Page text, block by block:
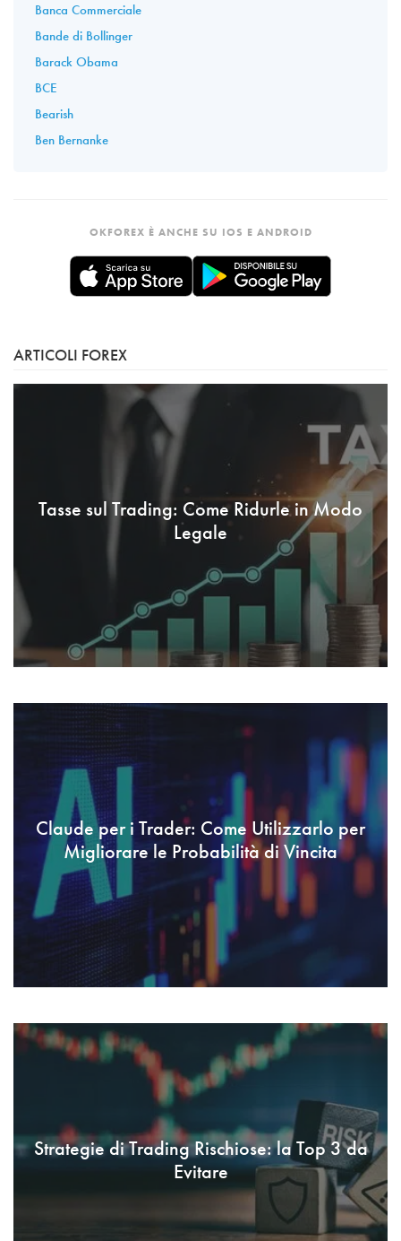
Banca Commerciale
Bande di Bollinger
Barack Obama
BCE
Bearish
Ben Bernanke
OKFOREX È ANCHE SU IOS E ANDROID
ARTICOLI FOREX
Tasse sul Trading: Come Ridurle in Modo
Legale
Claude per i Trader: Come Utilizzarlo per
Migliorare le Probabilità di Vincita
Strategie di Trading Rischiose: la Top 3 da
Evitare